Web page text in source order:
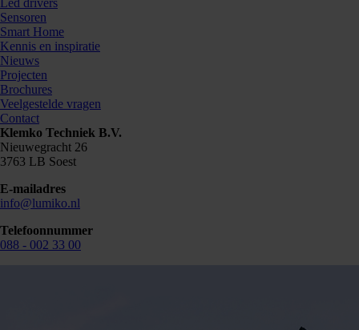
Led drivers
Sensoren
Smart Home
Kennis en inspiratie
Nieuws
Projecten
Brochures
Veelgestelde vragen
Contact
Klemko Techniek B.V.
Nieuwegracht 26
3763 LB Soest
E-mailadres
info@lumiko.nl
Telefoonnummer
088 - 002 33 00